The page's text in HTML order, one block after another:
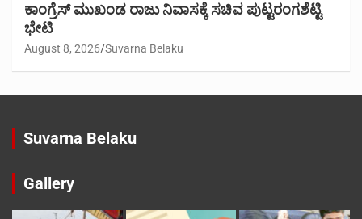
ಕಾಂಗ್ರೆಸ್ ಮುಖಂಡ ರಾಜು ನಿವಾಸಕ್ಕೆ ಸಚಿವ ಪುಟ್ಟರಂಗಶೆಟ್ಟಿ
ಭೇಟಿ
August 8, 2026 Suvarna Belaku
Suvarna Belaku
Gallery